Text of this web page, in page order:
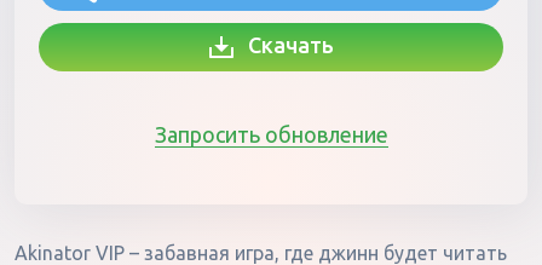
Скачать
Запросить обновление
Akinator VIP – забавная игра, где джинн будет читать